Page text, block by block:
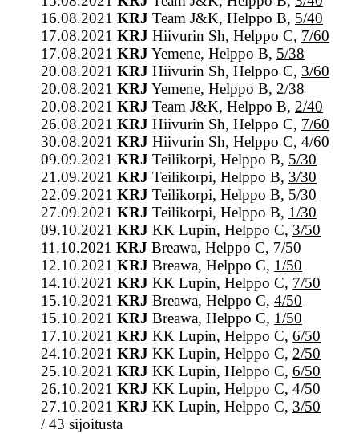
16.08.2021 KRJ Team J&K, Helppo B, 5/40
17.08.2021 KRJ Hiivurin Sh, Helppo C, 7/60
17.08.2021 KRJ Yemene, Helppo B, 5/38
20.08.2021 KRJ Hiivurin Sh, Helppo C, 3/60
20.08.2021 KRJ Yemene, Helppo B, 2/38
20.08.2021 KRJ Team J&K, Helppo B, 2/40
26.08.2021 KRJ Hiivurin Sh, Helppo C, 7/60
30.08.2021 KRJ Hiivurin Sh, Helppo C, 4/60
09.09.2021 KRJ Teilikorpi, Helppo B, 5/30
21.09.2021 KRJ Teilikorpi, Helppo B, 3/30
22.09.2021 KRJ Teilikorpi, Helppo B, 5/30
27.09.2021 KRJ Teilikorpi, Helppo B, 1/30
09.10.2021 KRJ KK Lupin, Helppo C, 3/50
11.10.2021 KRJ Breawa, Helppo C, 7/50
12.10.2021 KRJ Breawa, Helppo C, 1/50
14.10.2021 KRJ KK Lupin, Helppo C, 7/50
15.10.2021 KRJ Breawa, Helppo C, 4/50
15.10.2021 KRJ Breawa, Helppo C, 1/50
17.10.2021 KRJ KK Lupin, Helppo C, 6/50
24.10.2021 KRJ KK Lupin, Helppo C, 2/50
25.10.2021 KRJ KK Lupin, Helppo C, 6/50
26.10.2021 KRJ KK Lupin, Helppo C, 4/50
27.10.2021 KRJ KK Lupin, Helppo C, 3/50
/ 43 sijoitusta